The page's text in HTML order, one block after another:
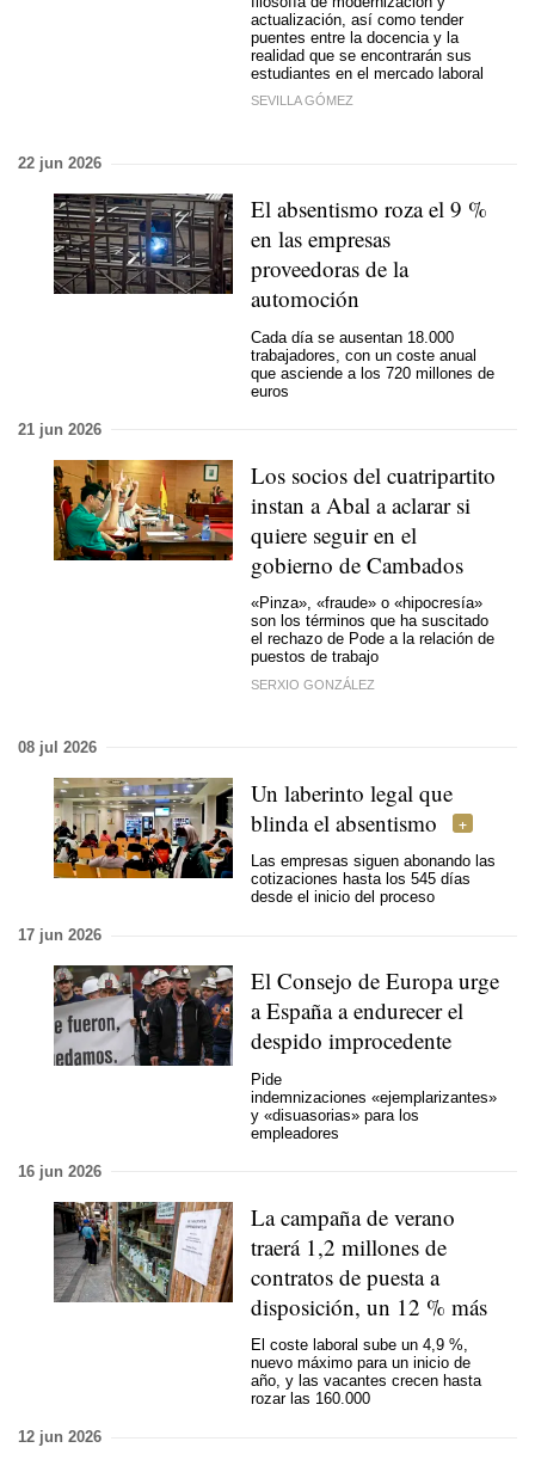
actualización, así como tender
puentes entre la docencia y la
realidad que se encontrarán sus
estudiantes en el mercado laboral
SEVILLA GÓMEZ
22 jun 2026
El absentismo roza el 9 %
en las empresas
proveedoras de la
automoción
Cada día se ausentan 18.000
trabajadores, con un coste anual
que asciende a los 720 millones de
euros
21 jun 2026
Los socios del cuatripartito
instan a Abal a aclarar si
quiere seguir en el
gobierno de Cambados
«Pinza», «fraude» o «hipocresía»
son los términos que ha suscitado
el rechazo de Pode a la relación de
puestos de trabajo
SERXIO GONZÁLEZ
08 jul 2026
Un laberinto legal que
blinda el absentismo
Las empresas siguen abonando las
cotizaciones hasta los 545 días
desde el inicio del proceso
17 jun 2026
El Consejo de Europa urge
a España a endurecer el
despido improcedente
Pide
indemnizaciones «ejemplarizantes»
y «disuasorias» para los
empleadores
16 jun 2026
La campaña de verano
traerá 1,2 millones de
contratos de puesta a
disposición, un 12 % más
El coste laboral sube un 4,9 %,
nuevo máximo para un inicio de
año, y las vacantes crecen hasta
rozar las 160.000
12 jun 2026